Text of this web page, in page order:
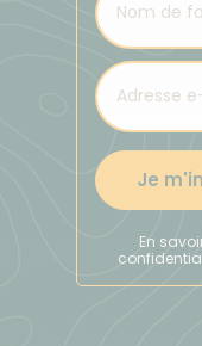
DÉPLACEMENTS
Transferts en
pays et en
Penjikent au
Pendant le
des bagages
conduites par
personne)
Je
En